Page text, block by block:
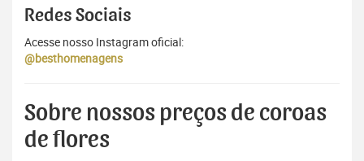
Redes Sociais
Acesse nosso Instagram oficial:
@besthomenagens
Sobre nossos preços de coroas
de flores